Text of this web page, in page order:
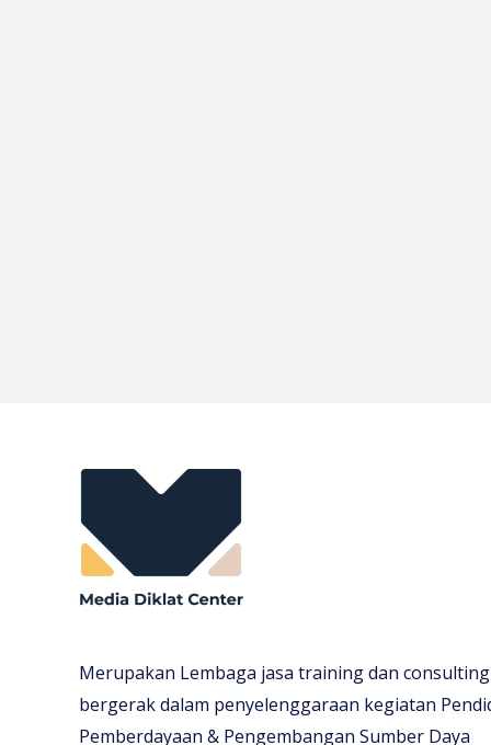
Merupakan Lembaga jasa training dan
bergerak dalam penyelenggaraan kegiatan
Pemberdayaan & Pengembangan Sumber Daya